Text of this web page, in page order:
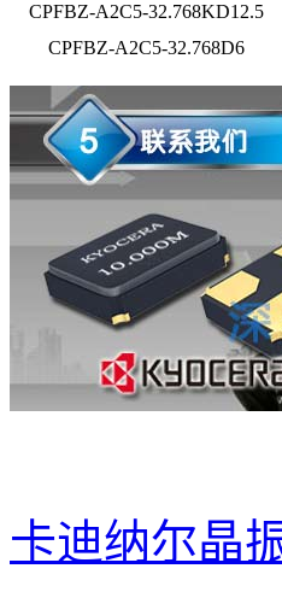
CPFBZ-A2C5-32.768KD12.5
CPFBZ-A2C5-32.768D6
卡迪纳尔晶